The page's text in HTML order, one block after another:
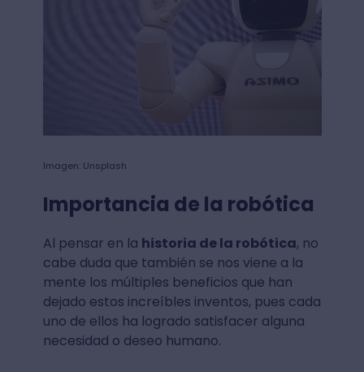
Imagen: Unsplash
Importancia de la robótica
Al pensar en la historia de la robótica, no
cabe duda que también se nos viene a la
mente los múltiples beneficios que han
dejado estos increíbles inventos, pues cada
uno de ellos ha logrado satisfacer alguna
necesidad o deseo humano.